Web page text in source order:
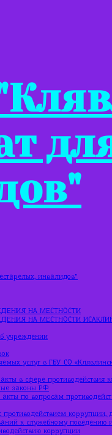
НА МЕСТНОСТИ
НА МЕСТНОСТИ
учреждении
услуг в ГБУ СО
в сфере противодействия
законы РФ
по вопросам
коррупции,
к служебному поведению
коррупции